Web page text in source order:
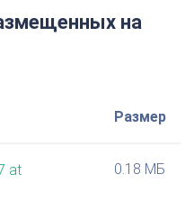
на
Размер
at
0.18 МБ